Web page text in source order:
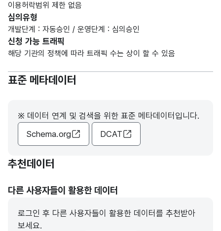
이용허락범위 제한 없음
심의유형
개발단계 : 자동승인 / 운영단계 : 심의승인
신청 가능 트래픽
해당 기관의 정책에 따라 트래픽 수는 상이 할 수 있음
표준 메타데이터
※ 데이터 연계 및 검색을 위한 표준 메타데이터입니다.
Schema.org
DCAT
추천데이터
다른 사용자들이 활용한 데이터
로그인 후 다른 사용자들이 활용한 데이터를 추천받아
보세요.